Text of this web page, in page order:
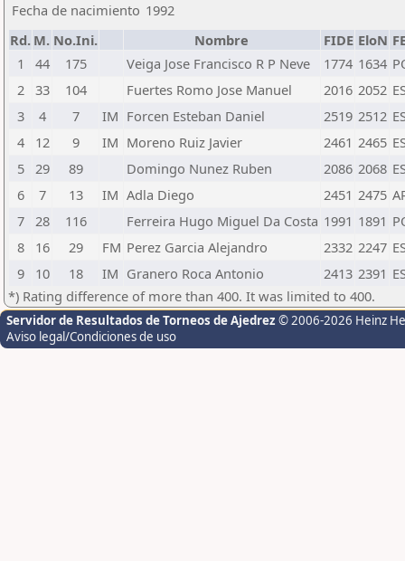
Fecha de nacimiento 1992
Rd. M. No.Ini. Nombre FIDE EloN
1
44 175 Veiga Jose Francisco R P Neve 1774 1634
2 33 104 Fuertes Romo Jose Manuel 2016 2052
3
4 7 IM Forcen Esteban Daniel 2519 2512
4
12 9 IM Moreno Ruiz Javier 2461 2465
5 29 89 Domingo Nunez Ruben 2086 2068
6
7 13 IM Adla Diego 2451 2475
7 28 116 Ferreira Hugo Miguel Da Costa 1991 1891
8
16 29 FM Perez Garcia Alejandro 2332 2247
9
10 18 IM Granero Roca Antonio 2413 2391
*) Rating difference of more than 400. It was limited to 400.
Servidor de Resultados de Torneos de Ajedrez © 2006-2026 Heinz
Aviso legal/Condiciones de uso